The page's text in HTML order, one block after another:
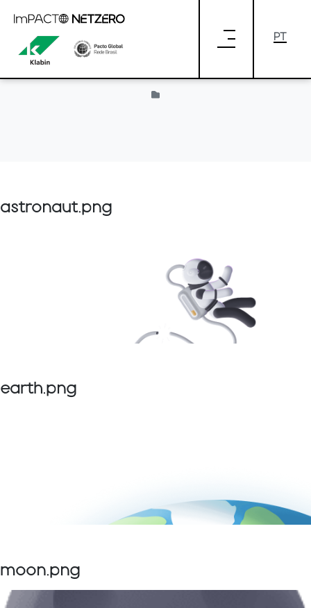
Provided by Liferay
astronaut.png
earth.png
moon.png